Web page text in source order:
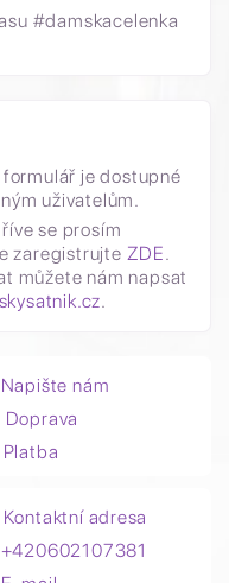
#damskacelenka
je dostupné
uživatelům.
se prosím
zaregistrujte ZDE.
můžete nám napsat
.
Napište nám
Doprava
Platba
Kontaktní adresa
+420602107381